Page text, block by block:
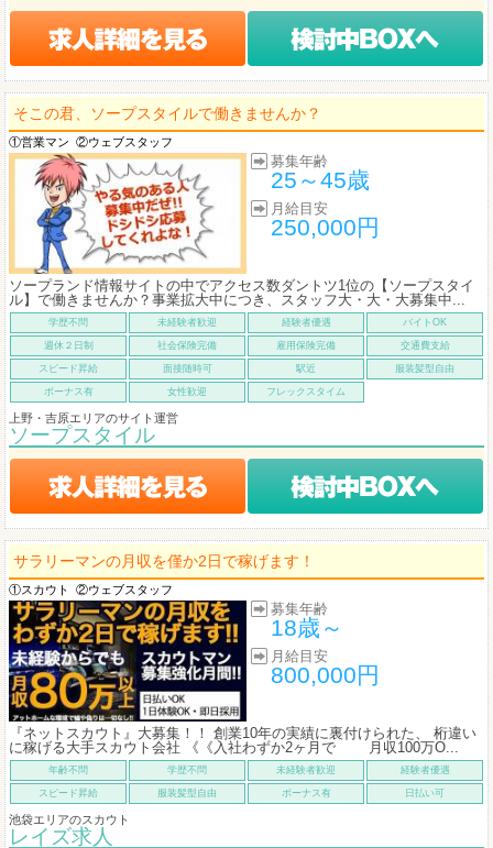
そこの君、ソープスタイルで働きませんか？
①営業マン ②ウェブスタッフ
募集年齢
25～45歳
月給目安
250,000円
ソープランド情報サイトの中でアクセス数ダントツ1位の【ソープスタイ
ル】で働きませんか？事業拡大中につき、スタッフ大・大・大募集中...
学歴不問 未経験者歓迎 経験者優遇 バイトOK
週休２日制 社会保険完備 雇用保険完備 交通費支給
スピード昇給 面接随時可 駅近 服装髪型自由
ボーナス有 女性歓迎 フレックスタイム
上野・吉原エリアのサイト運営
ソープスタイル
サラリーマンの月収を僅か2日で稼げます！
①スカウト ②ウェブスタッフ
募集年齢
18歳～
月給目安
800,000円
『ネットスカウト』大募集！！ 創業10年の実績に裏付けられた、 桁違い
に稼げる大手スカウト会社 《《入社わずか2ヶ月で 月収100万O...
年齢不問 学歴不問 未経験者歓迎 経験者優遇
スピード昇給 服装髪型自由 ボーナス有 日払い可
池袋エリアのスカウト
レイズ求人